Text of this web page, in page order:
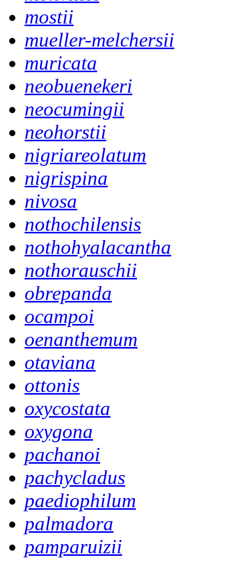
mostii
mueller-melchersii
muricata
neobuenekeri
neocumingii
neohorstii
nigriareolatum
nigrispina
nivosa
nothochilensis
nothohyalacantha
nothorauschii
obrepanda
ocampoi
oenanthemum
otaviana
ottonis
oxycostata
oxygona
pachanoi
pachycladus
paediophilum
palmadora
pamparuizii